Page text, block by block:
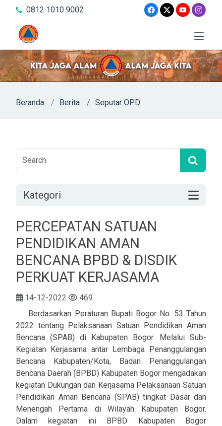
0812 1010 9002
Beranda Berita Seputar OPD
Kategori
PERCEPATAN SATUAN
PENDIDIKAN AMAN
BENCANA BPBD & DISDIK
PERKUAT KERJASAMA
14-12-2022
469
Berdasarkan Peraturan Bupati Bogor No. 53 Tahun
2022 tentang Pelaksanaan Satuan Pendidikan Aman
Bencana (SPAB) di Kabupaten Bogor. Melalui Sub-
Kegiatan Kerjasama antar Lembaga Penanggulangan
Bencana Kabupaten/Kota, Badan Penanggulangan
Bencana Daerah (BPBD) Kabupaten Bogor mengadakan
kegiatan Dukungan dan Kerjasama Pelaksanaan Satuan
Pendidikan Aman Bencana (SPAB) tingkat Dasar dan
Menengah Pertama di Wilayah Kabupaten Bogor.
Dalam kegiatan ini BPBD Kabupaten Bogor